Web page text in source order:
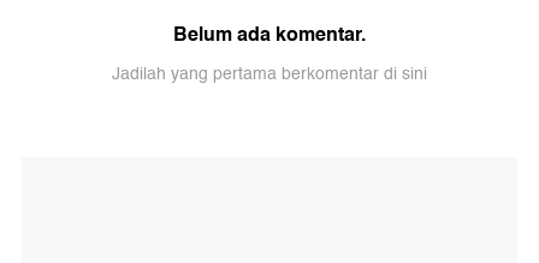
Belum ada komentar.
Jadilah yang pertama berkomentar di sini